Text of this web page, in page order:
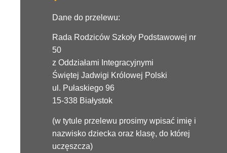
Dane do przelewu:
Rada Rodziców Szkoły Podstawowej nr
50
z Oddziałami Integracyjnymi
Świętej Jadwigi Królowej Polski
ul. Pułaskiego 96
15-338 Białystok
(w tytule przelewu prosimy wpisać imię i
nazwisko dziecka oraz klasę, do której
uczęszcza)